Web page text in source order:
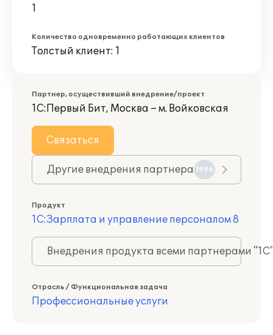
1
Количество одновременно работающих клиентов
Толстый клиент: 1
Партнер, осуществивший внедрение/проект
1С:Первый Бит, Москва – м. Войковская
Связаться
Другие внедрения партнера 1996
Продукт
1С:Зарплата и управление персоналом 8
Внедрения продукта всеми партнерами
Отрасль / Функциональная задача
Профессиональные услуги